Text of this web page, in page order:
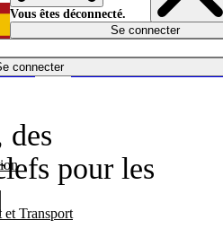
connecter
et Transport
Español
Vous êtes déconnecté.
Se connecter
des
pour les